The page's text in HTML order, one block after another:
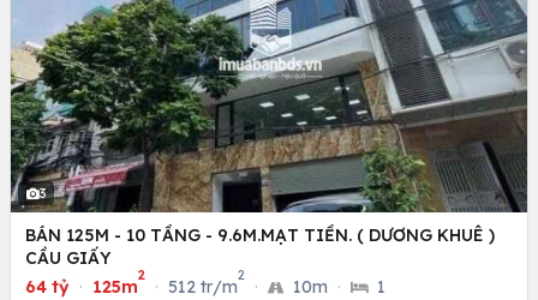
3
BÁN 125M - 10 TẦNG - 9.6M.MẠT TIỀN. ( DƯƠNG KHUÊ )
CẦU GIẤY
64 tỷ · 125m
2
· 512 tr/m
2
· 10m · 1